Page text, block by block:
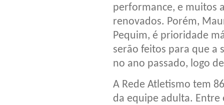
performance, e muitos
renovados. Porém,
Pequim, é prioridade
serão feitos para que a
no ano passado, logo
A Rede Atletismo tem
da equipe adulta. Entre